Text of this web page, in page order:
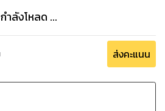
กำลังโหลด ...
ส่งคะแนน